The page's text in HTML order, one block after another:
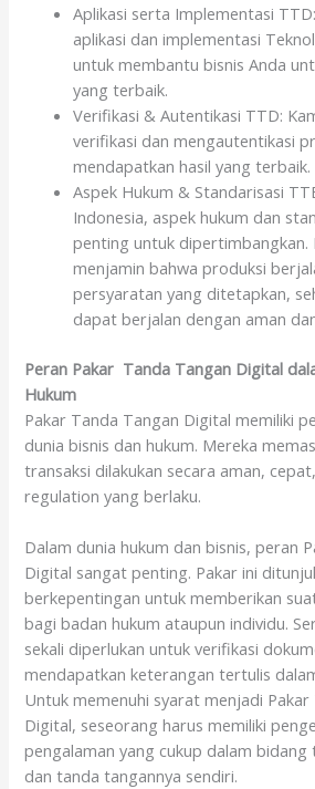
Aplikasi serta Implementasi
aplikasi dan implementasi
untuk membantu bisnis Anda
yang terbaik.
Verifikasi & Autentikasi TTD:
verifikasi dan mengautentikasi
mendapatkan hasil yang terbaik.
Aspek Hukum & Standarisasi
Indonesia, aspek hukum dan
penting untuk dipertimbangkan.
menjamin bahwa produksi
persyaratan yang ditetapkan,
dapat berjalan dengan aman
Peran Pakar Tanda Tangan Digital
Hukum
Pakar Tanda Tangan Digital memiliki
dunia bisnis dan hukum. Mereka
transaksi dilakukan secara aman,
regulation yang berlaku.
Dalam dunia hukum dan bisnis, peran
Digital sangat penting. Pakar ini
berkepentingan untuk memberikan
bagi badan hukum ataupun individu.
sekali diperlukan untuk verifikasi
mendapatkan keterangan tertulis
Untuk memenuhi syarat menjadi
Digital, seseorang harus memiliki
pengalaman yang cukup dalam
dan tanda tangannya sendiri.